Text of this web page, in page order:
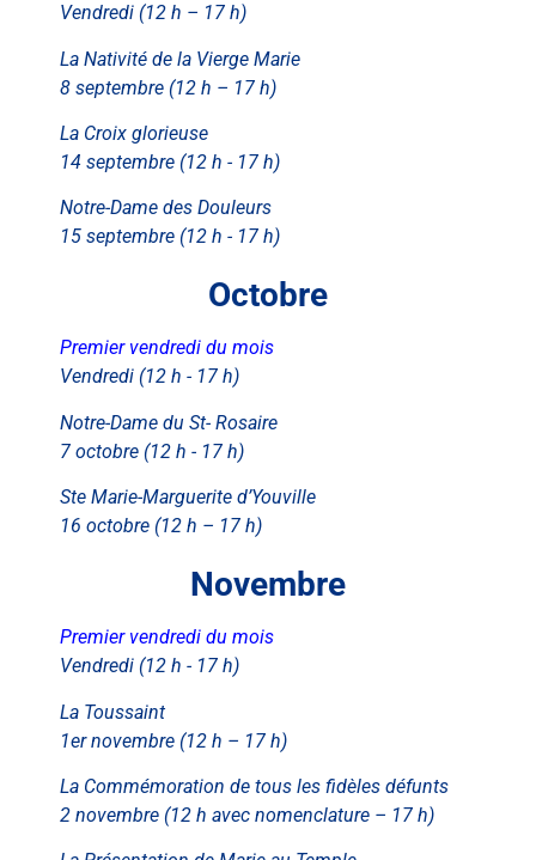
Vendredi (12 h – 17 h)
La Nativité de la Vierge Marie
8 septembre (12 h – 17 h)
La Croix glorieuse
14 septembre (12 h - 17 h)
Notre-Dame des Douleurs
15 septembre (12 h - 17 h)
Octobre
Premier vendredi du mois
Vendredi (12 h - 17 h)
Notre-Dame du St- Rosaire
7 octobre (12 h - 17 h)
Ste Marie-Marguerite d’Youville
16 octobre (12 h – 17 h)
Novembre
Premier vendredi du mois
Vendredi (12 h - 17 h)
La Toussaint
1er novembre (12 h – 17 h)
La Commémoration de tous les fidèles défunts
2 novembre (12 h avec nomenclature – 17 h)